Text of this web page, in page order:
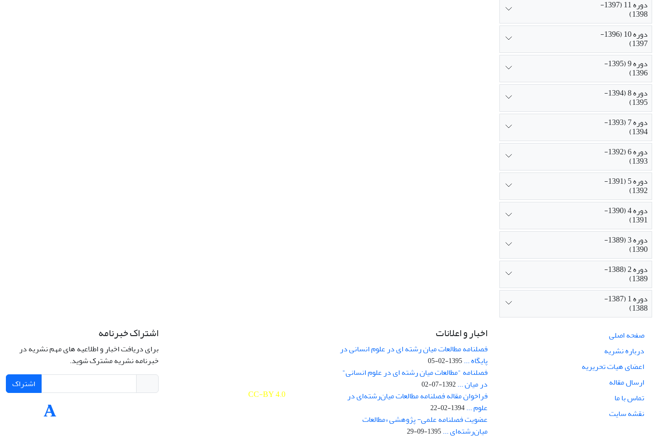
دوره 11 (1397-
1398)
دوره 10 (1396-
1397)
دوره 9 (1395-
1396)
دوره 8 (1394-
1395)
دوره 7 (1393-
1394)
دوره 6 (1392-
1393)
دوره 5 (1391-
1392)
دوره 4 (1390-
1391)
دوره 3 (1389-
1390)
دوره 2 (1388-
1389)
دوره 1 (1387-
1388)
صفحه اصلی
درباره نشریه
اعضای هیات تحریریه
ارسال مقاله
تماس با ما
نقشه سایت
اخبار و اعلانات
فصلنامه مطالعات میان رشته ای در علوم انسانی در
پایگاه ...1395-02-05
فصلنامه "مطالعات میان رشته ای در علوم انسانی"
در میان ...1392-07-02
فراخوان مقاله فصلنامه مطالعات میان‌رشته‌ای در
علوم ...1394-02-22
عضویت فصلنامه علمی- پژوهشی «مطالعات
میان‌رشته‌ای ...1395-09-29
CC-BY 4.0
اشتراک خبرنامه
برای دریافت اخبار و اطلاعیه های مهم نشریه در
خبرنامه نشریه مشترک شوید.
اشتراک